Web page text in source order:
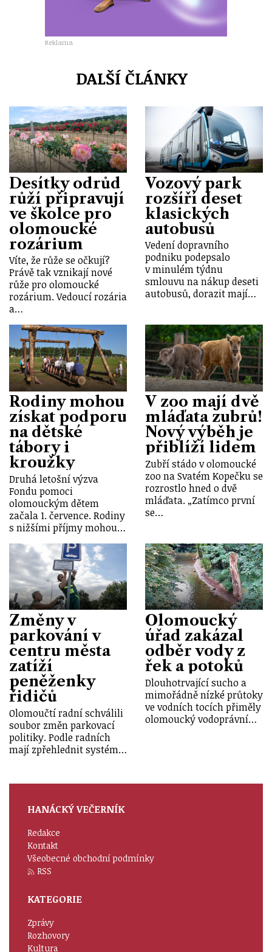
Reklama
DALŠÍ ČLÁNKY
Desítky odrůd
růží připravují
ve školce pro
olomoucké
rozárium
Víte, že růže se očkují?
Právě tak vznikají nové
růže pro olomoucké
rozárium. Vedoucí rozária
a…
Vozový park
rozšíří deset
klasických
autobusů
Vedení dopravního
podniku podepsalo
v minulém týdnu
smlouvu na nákup deseti
autobusů, dorazit mají…
Rodiny mohou
získat podporu
na dětské
tábory i
kroužky
Druhá letošní výzva
Fondu pomoci
olomouckým dětem
začala 1. července. Rodiny
s nižšími příjmy mohou…
V zoo mají dvě
mláďata zubrů!
Nový výběh je
přiblíží lidem
Zubří stádo v olomoucké
zoo na Svatém Kopečku se
rozrostlo hned o dvě
mláďata. „Zatímco první
se…
Změny v
parkování v
centru města
zatíží
peněženky
řidičů
Olomoučtí radní schválili
soubor změn parkovací
politiky. Podle radních
mají zpřehlednit systém…
Olomoucký
úřad zakázal
odběr vody z
řek a potoků
Dlouhotrvající sucho a
mimořádně nízké průtoky
ve vodních tocích přiměly
olomoucký vodoprávní…
HANÁCKÝ VEČERNÍK
Redakce
Kontakt
Všeobecné obchodní podmínky
RSS
KATEGORIE
Zprávy
Rozhovory
Kultura